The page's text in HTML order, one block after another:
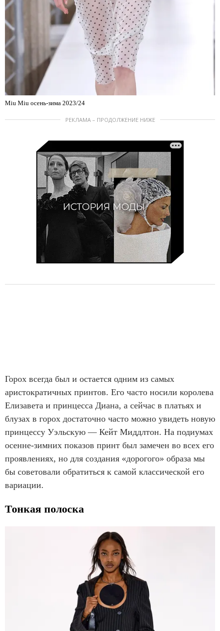
Miu Miu осень-зима 2023/24
РЕКЛАМА – ПРОДОЛЖЕНИЕ НИЖЕ
Горох всегда был и остается одним из самых
аристократичных принтов. Его часто носили королева
Елизавета и принцесса Диана, а сейчас в платьях и
блузах в горох достаточно часто можно увидеть новую
принцессу Уэльскую — Кейт Миддлтон. На подиумах
осенне-зимних показов принт был замечен во всех его
проявлениях, но для создания «дорогого» образа мы
бы советовали обратиться к самой классической его
вариации.
Тонкая полоска